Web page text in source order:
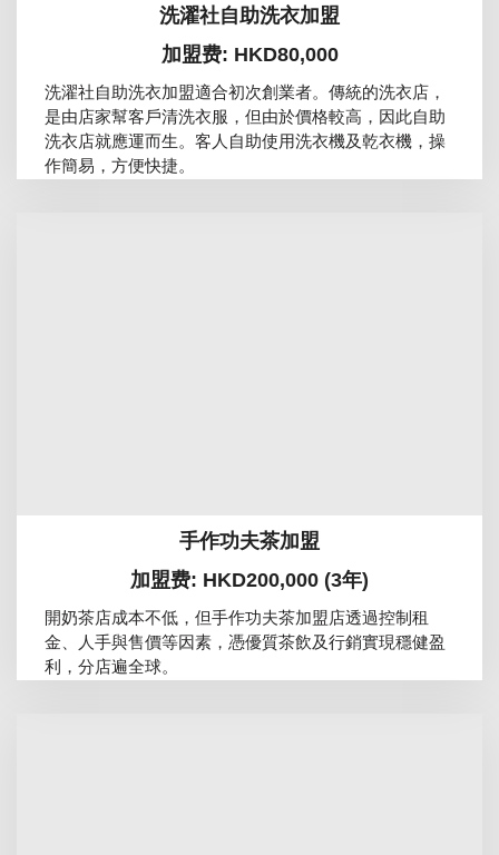
洗濯社自助洗衣加盟
加盟费: HKD80,000
洗濯社自助洗衣加盟適合初次創業者。傳統的洗衣店，
是由店家幫客戶清洗衣服，但由於價格較高，因此自助
洗衣店就應運而生。客人自助使用洗衣機及乾衣機，操
作簡易，方便快捷。
手作功夫茶加盟
加盟费: HKD200,000 (3年)
開奶茶店成本不低，但手作功夫茶加盟店透過控制租
金、人手與售價等因素，憑優質茶飲及行銷實現穩健盈
利，分店遍全球。